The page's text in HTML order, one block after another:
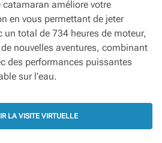
améliore votre
en vous permettant de jeter
un total de 734 heures de moteur,
de nouvelles aventures, combinant
des performances puissantes
sur l’eau.
LA VISITE VIRTUELLE